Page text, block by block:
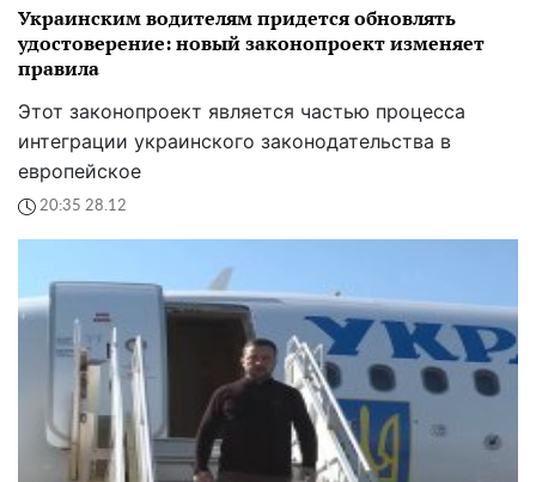
Украинским водителям придется обновлять
удостоверение: новый законопроект изменяет
правила
Этот законопроект является частью процесса
интеграции украинского законодательства в
европейское
20:35 28.12